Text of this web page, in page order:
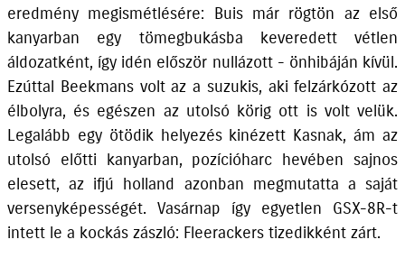
eredmény megismétlésére: Buis már rögtön az első
kanyarban egy tömegbukásba keveredett vétlen
áldozatként, így idén először nullázott - önhibáján kívül.
Ezúttal Beekmans volt az a suzukis, aki felzárkózott az
élbolyra, és egészen az utolsó körig ott is volt velük.
Legalább egy ötödik helyezés kinézett Kasnak, ám az
utolsó előtti kanyarban, pozícióharc hevében sajnos
elesett, az ifjú holland azonban megmutatta a saját
versenyképességét. Vasárnap így egyetlen GSX-8R-t
intett le a kockás zászló: Fleerackers tizedikként zárt.